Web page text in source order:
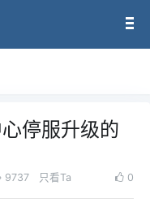
停服升级的
9737 只看Ta 0